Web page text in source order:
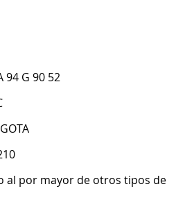
94 G 90 52
al por mayor de otros tipos de